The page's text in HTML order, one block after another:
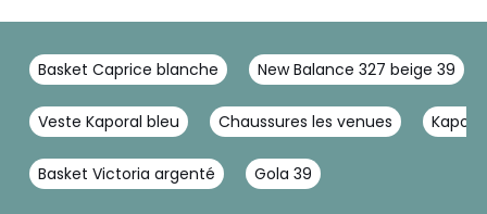
Basket Caprice blanche New Balance 327 beige 39
Veste Kaporal bleu Chaussures les venues
Basket Victoria argenté Gola 39